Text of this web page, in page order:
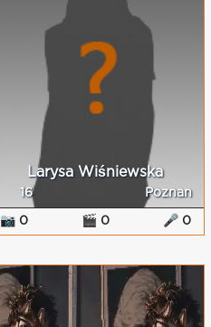
Larysa Wiśniewska
16 Poznan
📷 0 🎬 0 🎤 0